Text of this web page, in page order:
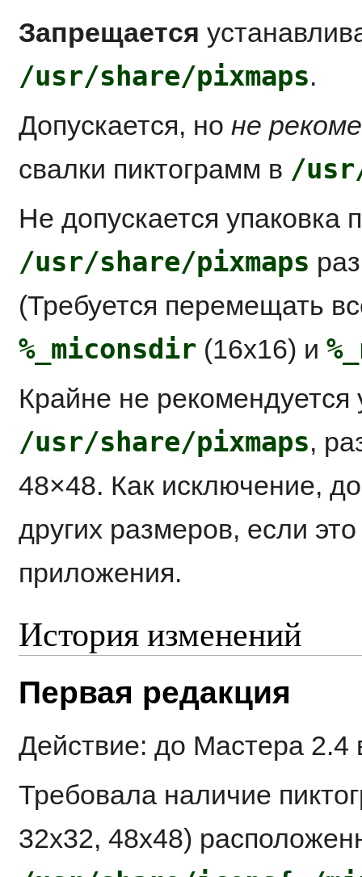
Запрещается
/usr/share/pixmaps.
Допускается, но не
свалки пиктограмм в /
Не допускается упаковка
/usr/share/pixmaps
(Требуется перемещать
%_miconsdir (16x16) и
Крайне не рекомендуется
/usr/share/pixmaps,
48×48. Как исключение,
других размеров, если
приложения.
История изменений
Первая редакция
Действие: до Мастера 2.4
Требовала наличие
32x32, 48x48)